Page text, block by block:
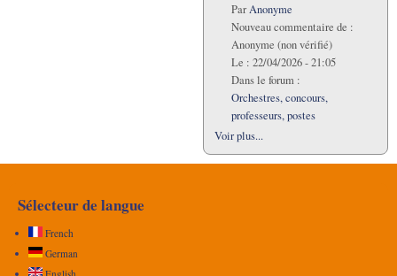
ParAnonyme
Nouveau commentaire de :
Anonyme (non vérifié)
Le : 22/04/2026 - 21:05
Dans le forum :
Orchestres, concours,
professeurs, postes
Voir plus...
Sélecteur de langue
French
German